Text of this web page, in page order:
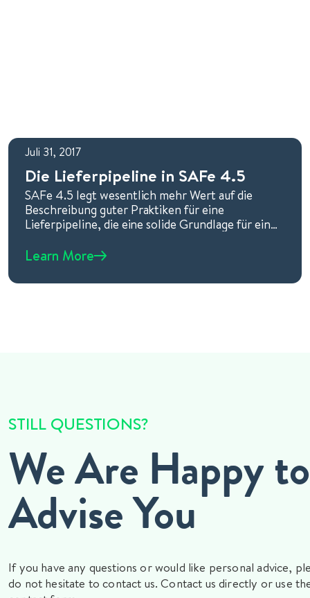
Die Lieferpipeline in SAFe 4.5
SAFe 4.5 legt wesentlich mehr Wert auf die
Beschreibung guter Praktiken für eine
Lieferpipeline, die eine solide Grundlage für einen
Wertstrom
Learn More
Juli 31, 2017
STILL QUESTIONS?
We Are Happy to
Advise You
If you have any questions or would like personal advice,
do not hesitate to contact us. Contact us directly or use